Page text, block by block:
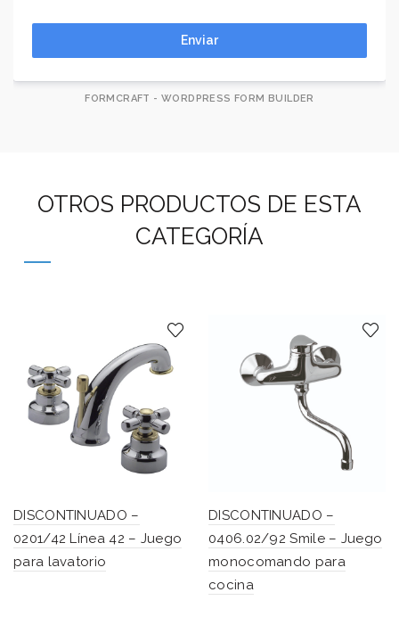
Enviar
FORMCRAFT - WORDPRESS FORM BUILDER
OTROS PRODUCTOS DE ESTA
CATEGORÍA
DISCONTINUADO –
0201/42 Línea 42 – Juego
para lavatorio
DISCONTINUADO –
0406.02/92 Smile – Juego
monocomando para
cocina